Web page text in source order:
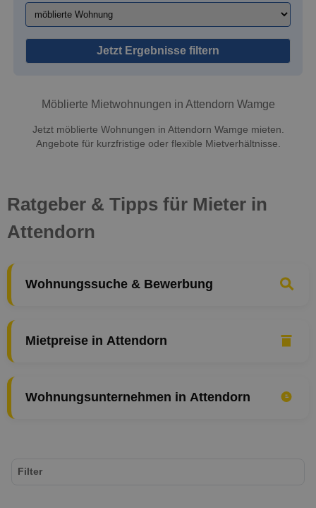
Jetzt Ergebnisse filtern
Möblierte Mietwohnungen in Attendorn Wamge
Jetzt möblierte Wohnungen in Attendorn Wamge mieten.
Angebote für kurzfristige oder flexible Mietverhältnisse.
Ratgeber & Tipps für Mieter in
Attendorn
Wohnungssuche & Bewerbung
Mietpreise in Attendorn
Wohnungsunternehmen in Attendorn
Filter